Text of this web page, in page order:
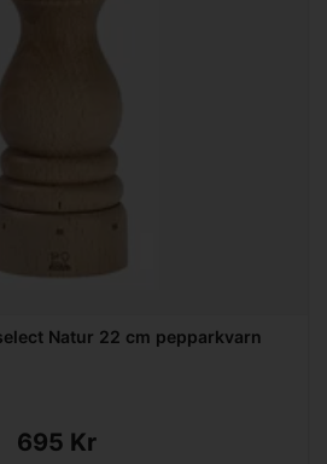
Natur 22 cm pepparkvarn
695 Kr